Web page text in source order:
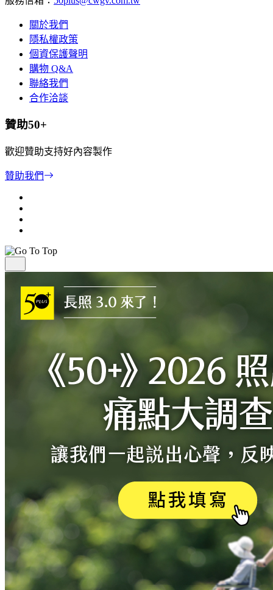
關於我們
隱私權政策
個資保護聲明
購物 Q&A
聯絡我們
合作洽談
贊助50+
歡迎贊助支持好內容製作
贊助我們